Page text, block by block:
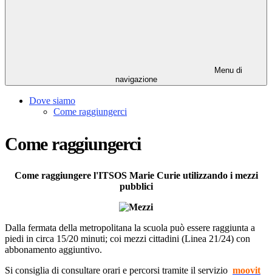
Menu di
navigazione
Dove siamo
Come raggiungerci
Come raggiungerci
Come raggiungere l'ITSOS Marie Curie utilizzando i mezzi
pubblici
Dalla fermata della metropolitana la scuola può essere raggiunta a
piedi in circa 15/20 minuti; coi mezzi cittadini (Linea 21/24) con
abbonamento aggiuntivo.
Si consiglia di consultare orari e percorsi tramite il servizio moovit